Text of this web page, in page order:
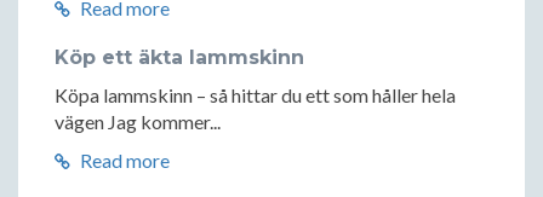
Read more
Köp ett äkta lammskinn
Köpa lammskinn – så hittar du ett som håller hela
vägen Jag kommer...
Read more